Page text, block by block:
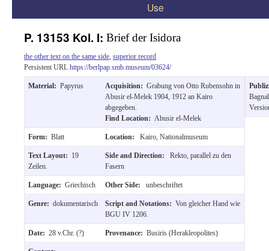
Use
P. 13153 Kol. I: Brief der Isidora
the other text on the same side superior record
Persistent URL https://berlpap.smb.museum/03624/
Material: Papyrus Acquisition: Grabung von Otto Rubensohn in
Abusir el-Melek 1904, 1912 an Kairo
abgegeben.
Find Location: Abusir el-Melek
Form: Blatt Location: Kairo, Nationalmuseum
Text Layout: 19
Zeilen.
Side and Direction:
Rekto, parallel zu den
Fasern
Language: Griechisch Other Side: unbeschriftet
Genre: dokumentarisch Script and Notations: Von gleicher Hand wie
BGU IV 1206.
Date: 28 v.Chr. (?) Provenance: Busiris (Herakleopolites)